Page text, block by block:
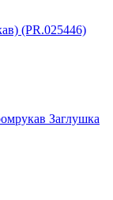
(PR.025446)
Заглушка